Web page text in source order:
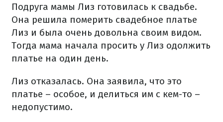
Подруга мамы Лиз готовилась к свадьбе.
Она решила померить свадебное платье
Лиз и была очень довольна своим видом.
Тогда мама начала просить у Лиз одолжить
платье на один день.
Лиз отказалась. Она заявила, что это
платье – особое, и делиться им с кем-то –
недопустимо.